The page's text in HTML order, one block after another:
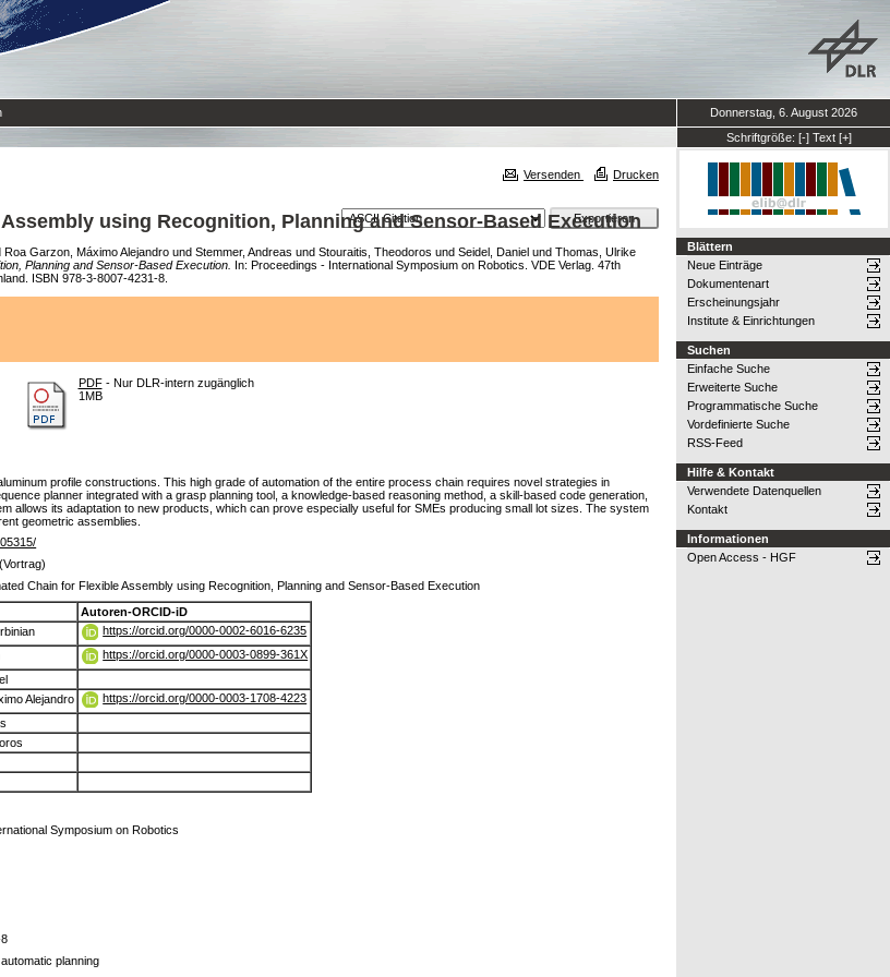
Donnerstag, 6. August 2026
Schriftgröße: [-] Text [+]
Versenden Drucken
using Recognition, Planning and Sensor-Based Execution
Roa Garzon, Máximo Alejandro und Stemmer, Andreas und Stouraitis, Theodoros und Seidel, Daniel und Thomas, Ulrike
Planning and Sensor-Based Execution. In: Proceedings - International Symposium on Robotics. VDE Verlag. 47th
ISBN 978-3-8007-4231-8.
PDF- Nur DLR-intern zugänglich
1MB
profile constructions. This high grade of automation of the entire process chain requires novel strategies in
planner integrated with a grasp planning tool, a knowledge-based reasoning method, a skill-based code generation,
allows its adaptation to new products, which can prove especially useful for SMEs producing small lot sizes. The system
geometric assemblies.
Chain for Flexible Assembly using Recognition, Planning and Sensor-Based Execution
Autoren-ORCID-iD
https://orcid.org/0000-0002-6016-6235
https://orcid.org/0000-0003-0899-361X
Alejandro
https://orcid.org/0000-0003-1708-4223
Symposium on Robotics
planning
Blättern
Neue Einträge
Dokumentenart
Erscheinungsjahr
Institute & Einrichtungen
Suchen
Einfache Suche
Erweiterte Suche
Programmatische Suche
Vordefinierte Suche
RSS-Feed
Hilfe & Kontakt
Verwendete Datenquellen
Kontakt
Informationen
Open Access - HGF